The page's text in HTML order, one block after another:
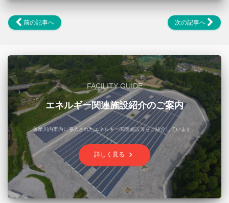
前の記事へ 次の記事へ
FACILITY GUIDE
エネルギー関連施設紹介のご案内
薩摩川内市内に導入されたエネルギー関連施設等をご紹介しています。
詳しく見る keyboard_arrow_right